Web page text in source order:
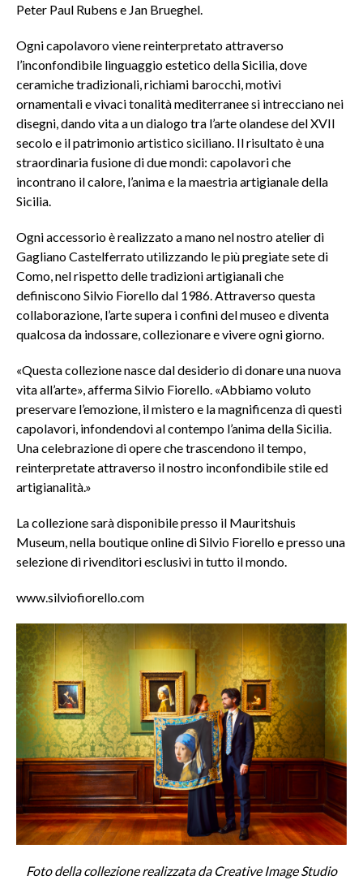
Peter Paul Rubens e Jan Brueghel.
Ogni capolavoro viene reinterpretato attraverso
l’inconfondibile linguaggio estetico della Sicilia, dove
ceramiche tradizionali, richiami barocchi, motivi
ornamentali e vivaci tonalità mediterranee si intrecciano nei
disegni, dando vita a un dialogo tra l’arte olandese del XVII
secolo e il patrimonio artistico siciliano. Il risultato è una
straordinaria fusione di due mondi: capolavori che
incontrano il calore, l’anima e la maestria artigianale della
Sicilia.
Ogni accessorio è realizzato a mano nel nostro atelier di
Gagliano Castelferrato utilizzando le più pregiate sete di
Como, nel rispetto delle tradizioni artigianali che
definiscono Silvio Fiorello dal 1986. Attraverso questa
collaborazione, l’arte supera i confini del museo e diventa
qualcosa da indossare, collezionare e vivere ogni giorno.
«Questa collezione nasce dal desiderio di donare una nuova
vita all’arte», afferma Silvio Fiorello. «Abbiamo voluto
preservare l’emozione, il mistero e la magnificenza di questi
capolavori, infondendovi al contempo l’anima della Sicilia.
Una celebrazione di opere che trascendono il tempo,
reinterpretate attraverso il nostro inconfondibile stile ed
artigianalità.»
La collezione sarà disponibile presso il Mauritshuis
Museum, nella boutique online di Silvio Fiorello e presso una
selezione di rivenditori esclusivi in tutto il mondo.
www.silviofiorello.com
Foto della collezione realizzata da Creative Image Studio